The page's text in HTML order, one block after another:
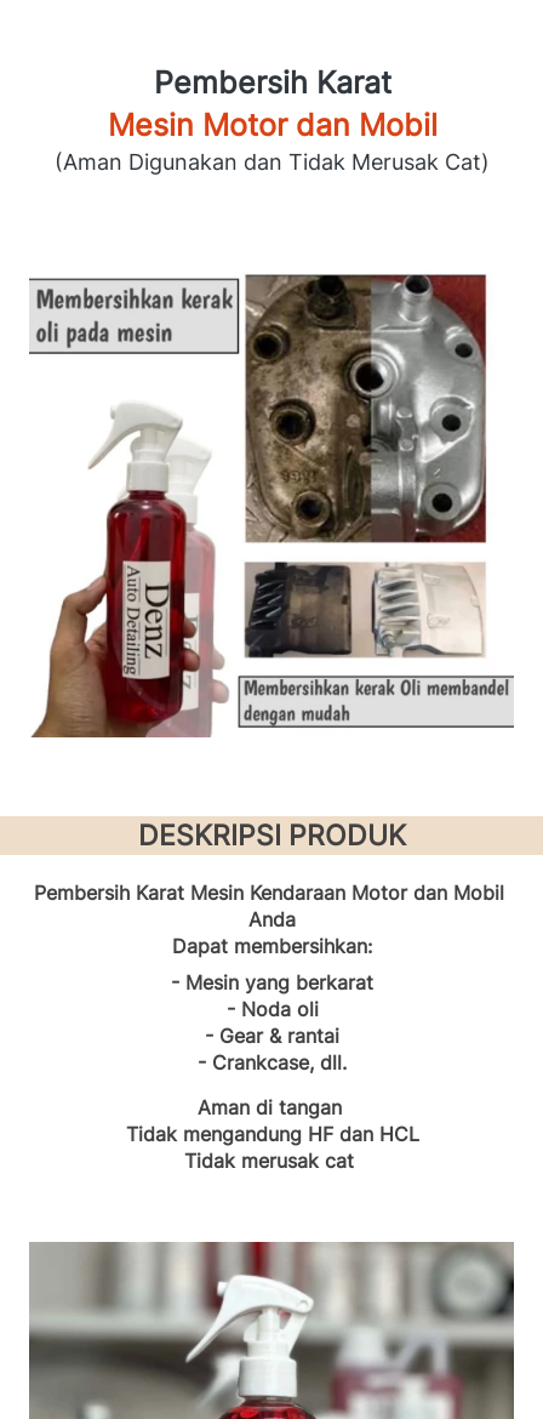
Pembersih Karat
Mesin Motor dan Mobil
(Aman Digunakan dan Tidak Merusak Cat)
DESKRIPSI PRODUK
Pembersih Karat Mesin Kendaraan Motor dan Mobil
Anda
Dapat membersihkan:
- Mesin yang berkarat
- Noda oli
- Gear & rantai
- Crankcase, dll.
Aman di tangan
Tidak mengandung HF dan HCL
Tidak merusak cat